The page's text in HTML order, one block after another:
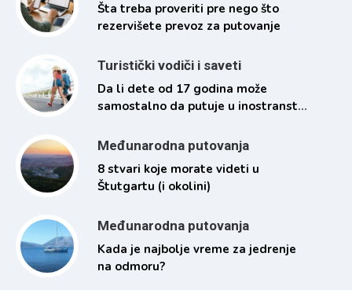
Šta treba proveriti pre nego što
rezervišete prevoz za putovanje
Turistički vodiči i saveti
Da li dete od 17 godina može
samostalno da putuje u inostranstvo
Međunarodna putovanja
8 stvari koje morate videti u
Štutgartu (i okolini)
Međunarodna putovanja
Kada je najbolje vreme za jedrenje
na odmoru?